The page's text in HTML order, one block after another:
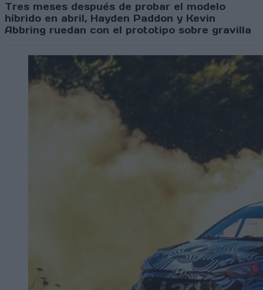
Tres meses después de probar el modelo
híbrido en abril, Hayden Paddon y Kevin
Abbring ruedan con el prototipo sobre gravilla